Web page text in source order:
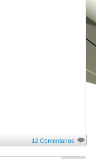
12 Comentarios